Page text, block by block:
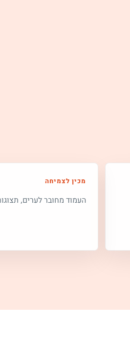
מכין לצמיחה
העמוד מחובר לערים,